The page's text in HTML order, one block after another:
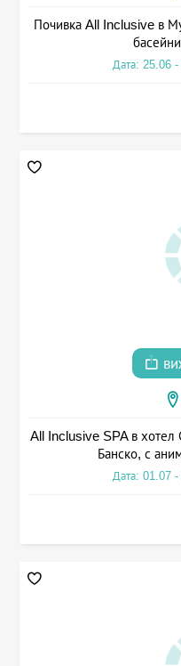
Почивка All Inclusive в
Дата: 25.06
All Inclusive SPA в хотел
Банско, с
Дата: 01.07